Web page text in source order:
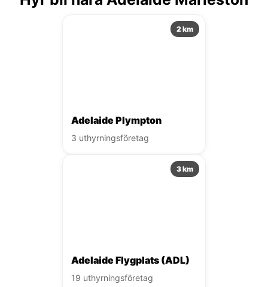
2 km
Adelaide Plympton
3 uthyrningsföretag
3 km
Adelaide Flygplats (ADL)
19 uthyrningsföretag